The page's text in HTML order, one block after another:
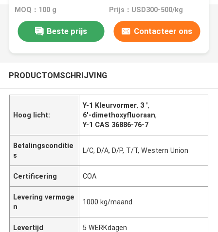
MOQ：100 g Prijs：USD300-500/kg
Beste prijs Contacteer ons
PRODUCTOMSCHRIJVING
Hoog licht:
Y-1 Kleurvormer, 3 ',
6'-dimethoxyfluoraan,
Y-1 CAS 36886-76-7
Betalingsconditie
s
L/C, D/A, D/P, T/T, Western Union
Certificering COA
Levering vermoge
n
1000 kg/maand
Levertijd 5 WERKdagen